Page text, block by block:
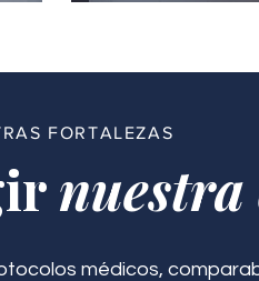
FORTALEZAS
médicos,